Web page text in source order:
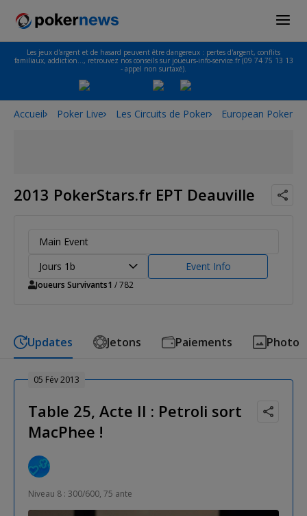
Les jeux d'argent et de hasard peuvent être dangereux : pertes d'argent, conflits
familiaux, addiction…, retrouvez nos conseils sur joueurs-info-service.fr (09 74 75 13 13
- appel non surtaxé).
Accueil Poker Live Les Circuits de Poker European Poker
2013 PokerStars.fr EPT Deauville
Main Event
Jours 1b
Event Info
Joueurs Survivants1 / 782
Updates Jetons Paiements Photo
05 Fév 2013
Table 25, Acte II : Petroli sort
MacPhee !
Niveau 8 : 300/600, 75 ante